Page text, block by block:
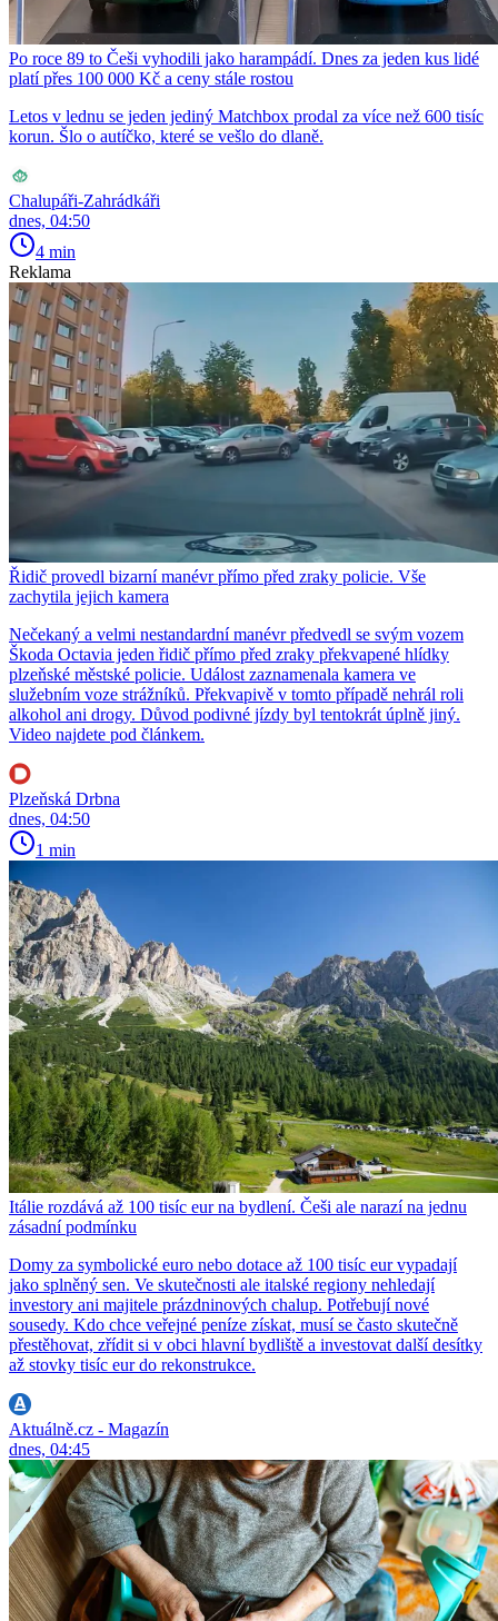
Po roce 89 to Češi vyhodili jako harampádí. Dnes za jeden kus lidé
platí přes 100 000 Kč a ceny stále rostou
Letos v lednu se jeden jediný Matchbox prodal za více než 600 tisíc
korun. Šlo o autíčko, které se vešlo do dlaně.
Chalupáři-Zahrádkáři
dnes, 04:50
4 min
Reklama
Řidič provedl bizarní manévr přímo před zraky policie. Vše
zachytila jejich kamera
Nečekaný a velmi nestandardní manévr předvedl se svým vozem
Škoda Octavia jeden řidič přímo před zraky překvapené hlídky
plzeňské městské policie. Událost zaznamenala kamera ve
služebním voze strážníků. Překvapivě v tomto případě nehrál roli
alkohol ani drogy. Důvod podivné jízdy byl tentokrát úplně jiný.
Video najdete pod článkem.
Plzeňská Drbna
dnes, 04:50
1 min
Itálie rozdává až 100 tisíc eur na bydlení. Češi ale narazí na jednu
zásadní podmínku
Domy za symbolické euro nebo dotace až 100 tisíc eur vypadají
jako splněný sen. Ve skutečnosti ale italské regiony nehledají
investory ani majitele prázdninových chalup. Potřebují nové
sousedy. Kdo chce veřejné peníze získat, musí se často skutečně
přestěhovat, zřídit si v obci hlavní bydliště a investovat další desítky
až stovky tisíc eur do rekonstrukce.
Aktuálně.cz - Magazín
dnes, 04:45